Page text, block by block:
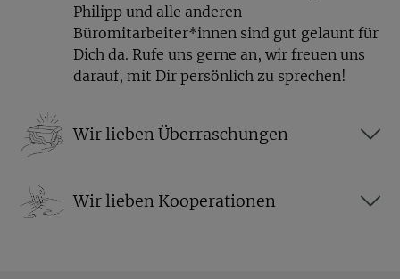
Philipp und alle anderen
Büromitarbeiter*innen sind gut gelaunt für
Dich da. Rufe uns gerne an, wir freuen uns
darauf, mit Dir persönlich zu sprechen!
Wir lieben Überraschungen
Wir lieben Kooperationen